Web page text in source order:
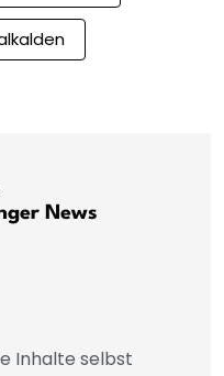
News
Inhalte selbst